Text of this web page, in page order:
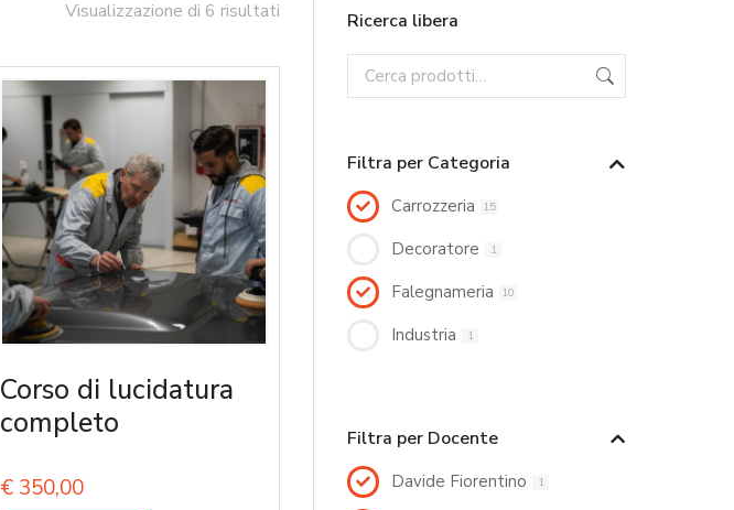
Visualizzazione di 6 risultati
Corso di lucidatura
completo
€ 350,00
Ricerca libera
Filtra per Categoria
Carrozzeria 15
Decoratore 1
Falegnameria 10
Industria 1
Filtra per Docente
Davide Fiorentino 1